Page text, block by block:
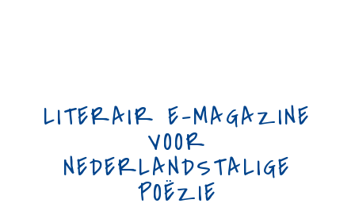
LITERAIR E-MAGAZINE
VOOR
NEDERLANDSTALIGE
POËZIE